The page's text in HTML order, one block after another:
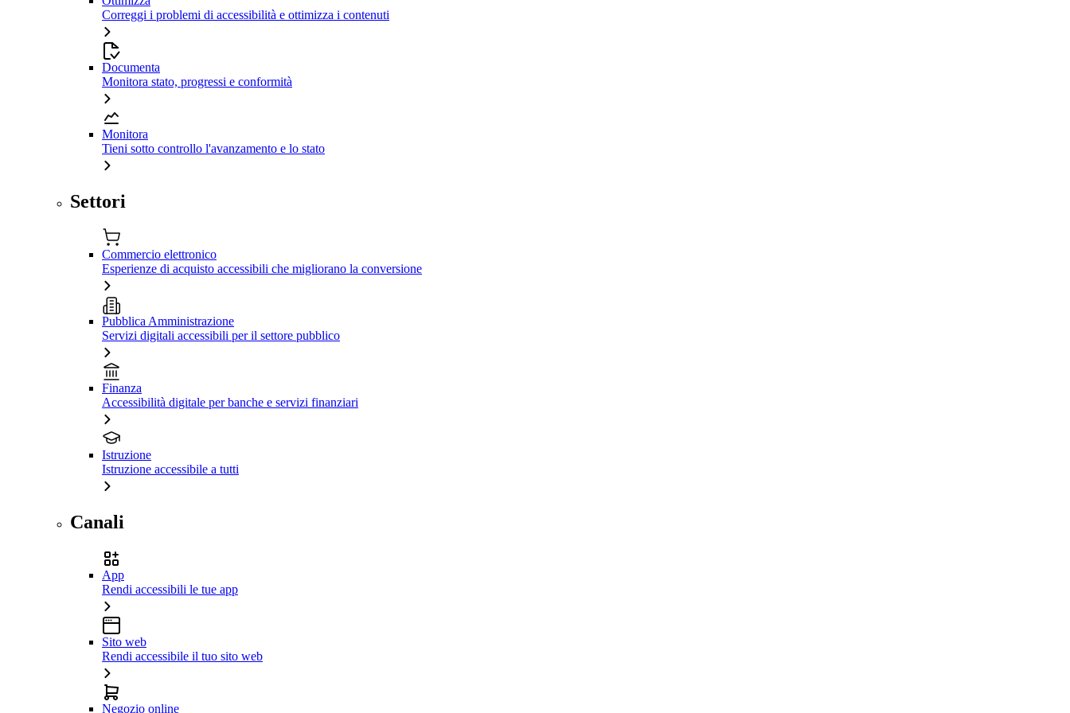
Correggi i problemi di accessibilità e ottimizza i contenuti
Documenta
Monitora stato, progressi e conformità
Monitora
Tieni sotto controllo l'avanzamento e lo stato
Settori
Commercio elettronico
Esperienze di acquisto accessibili che migliorano la conversione
Pubblica Amministrazione
Servizi digitali accessibili per il settore pubblico
Finanza
Accessibilità digitale per banche e servizi finanziari
Istruzione
Istruzione accessibile a tutti
Canali
App
Rendi accessibili le tue app
Sito web
Rendi accessibile il tuo sito web
Negozio online